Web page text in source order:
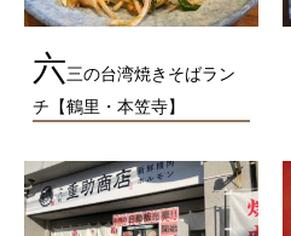
六三の台湾焼きそばラン
チ【鶴里・本笠寺】